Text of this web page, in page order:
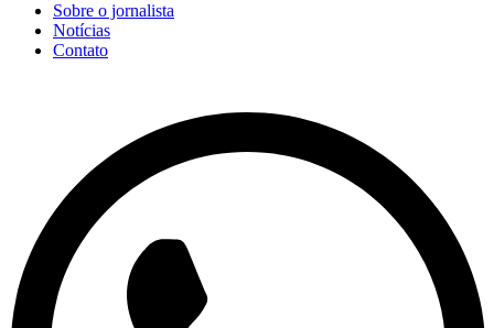
Sobre o jornalista
Notícias
Contato